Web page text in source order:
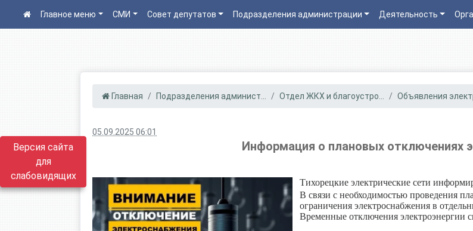
Версия сайта
для
слабовидящих
Главное меню СМИ Совет депутатов Подразделения администрации Деятельность
Главная Подразделения админист... Отдел ЖКХ и благоустро... Объявления
05.09.2025 06:01
Информация о плановых отключениях
Тихорецкие электрические сети
В связи с необходимостью проведения
ограничения электроснабжения в
Временные отключения электроэнергии